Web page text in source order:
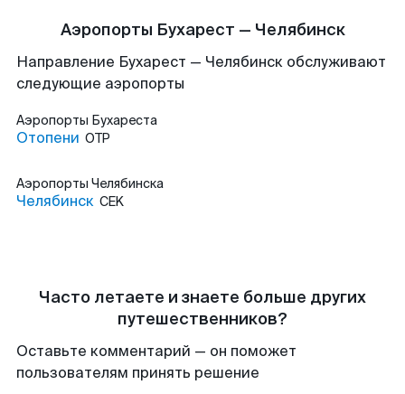
Аэропорты Бухарест — Челябинск
Направление Бухарест — Челябинск обслуживают
следующие аэропорты
Аэропорты Бухареста
Отопени OTP
Аэропорты Челябинска
Челябинск CEK
Часто летаете и знаете больше других
путешественников?
Оставьте комментарий — он поможет
пользователям принять решение